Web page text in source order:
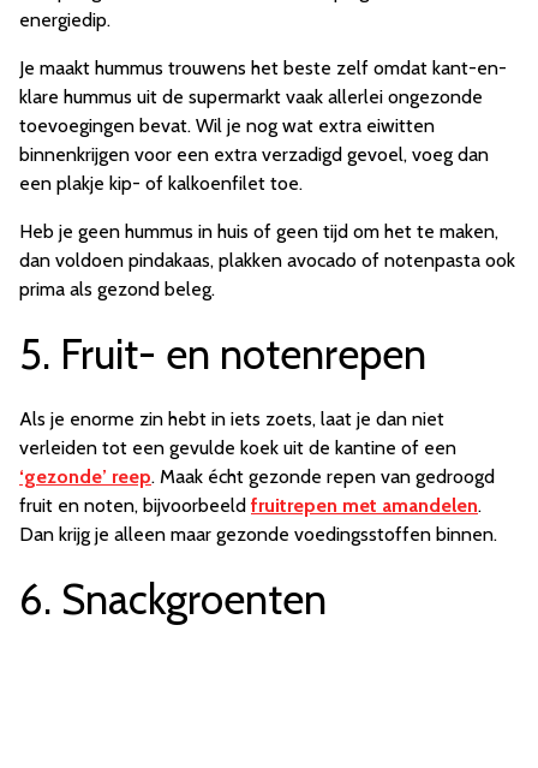
energiedip.
Je maakt hummus trouwens het beste zelf omdat kant-en-
klare hummus uit de supermarkt vaak allerlei ongezonde
toevoegingen bevat. Wil je nog wat extra eiwitten
binnenkrijgen voor een extra verzadigd gevoel, voeg dan
een plakje kip- of kalkoenfilet toe.
Heb je geen hummus in huis of geen tijd om het te maken,
dan voldoen pindakaas, plakken avocado of notenpasta ook
prima als gezond beleg.
5. Fruit- en notenrepen
Als je enorme zin hebt in iets zoets, laat je dan niet
verleiden tot een gevulde koek uit de kantine of een
‘gezonde’ reep. Maak écht gezonde repen van gedroogd
fruit en noten, bijvoorbeeld fruitrepen met amandelen.
Dan krijg je alleen maar gezonde voedingsstoffen binnen.
6. Snackgroenten